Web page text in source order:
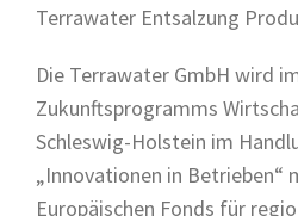
Terrawater Entsalzung
Die Terrawater GmbH wird
Zukunftsprogramms
Schleswig-Holstein im
„Innovationen in Betrieben“
Europäischen Fonds für